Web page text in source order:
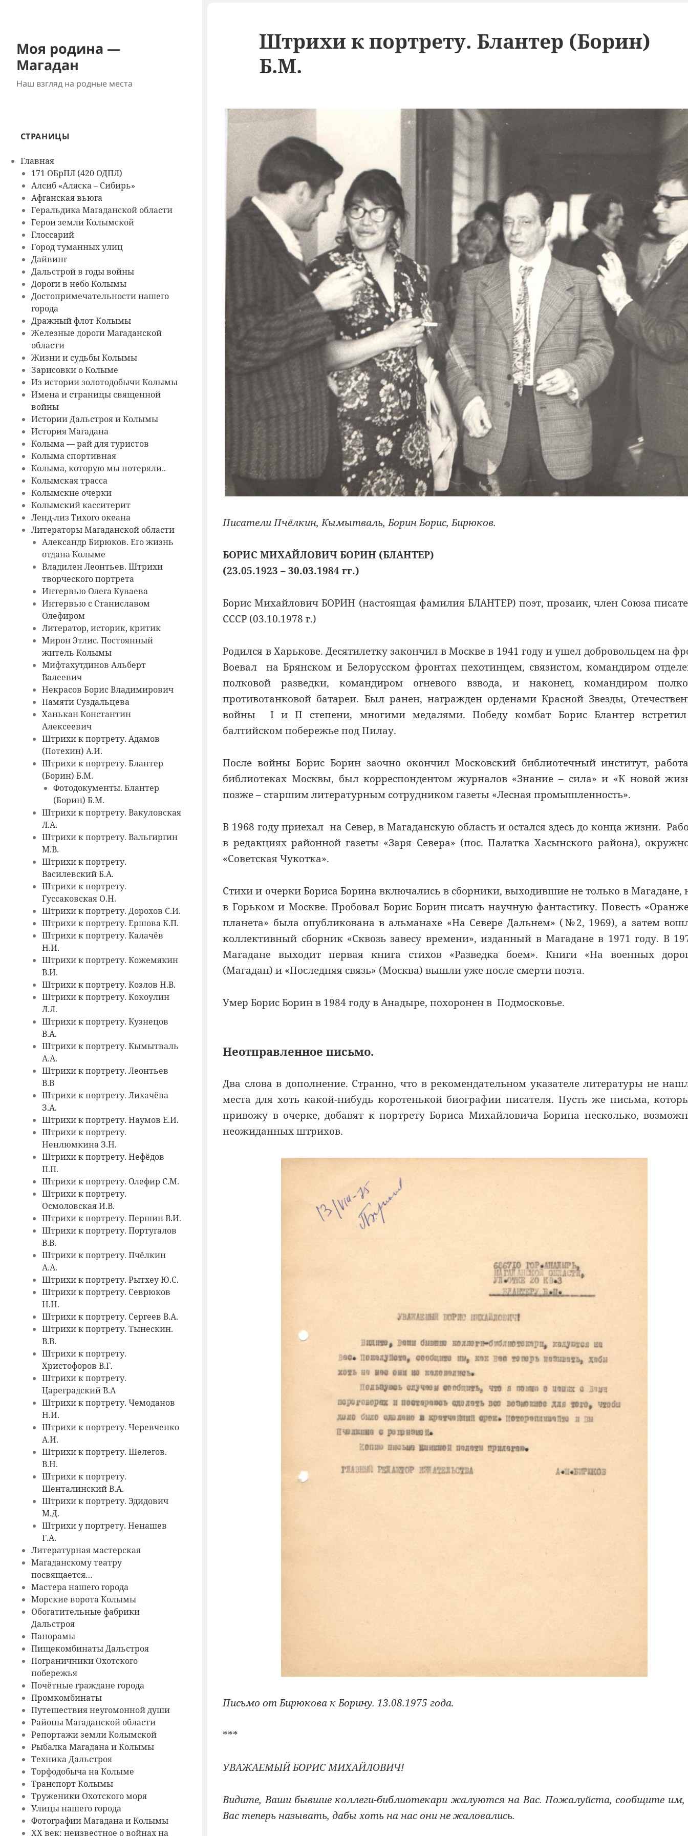
Моя родина —
Магадан
Наш взгляд на родные места
СТРАНИЦЫ
Главная
171 ОБрПЛ (420 ОДПЛ)
Алсиб «Аляска – Сибирь»
Афганская вьюга
Геральдика Магаданской области
Герои земли Колымской
Глоссарий
Город туманных улиц
Дайвинг
Дальстрой в годы войны
Дороги в небо Колымы
Достопримечательности нашего
города
Дражный флот Колымы
Железные дороги Магаданской
области
Жизни и судьбы Колымы
Зарисовки о Колыме
Из истории золотодобычи Колымы
Имена и страницы священной
войны
Истории Дальстроя и Колымы
История Магадана
Колыма — рай для туристов
Колыма спортивная
Колыма, которую мы потеряли..
Колымская трасса
Колымские очерки
Колымский касситерит
Ленд-лиз Тихого океана
Литераторы Магаданской области
Александр Бирюков. Его жизнь
отдана Колыме
Владилен Леонтьев. Штрихи
творческого портрета
Интервью Олега Куваева
Интервью с Станиславом
Олефиром
Литератор, историк, критик
Мирон Этлис. Постоянный
житель Колымы
Мифтахутдинов Альберт
Валеевич
Некрасов Борис Владимирович
Памяти Суздальцева
Ханькан Константин
Алексеевич
Штрихи к портрету. Адамов
(Потехин) А.И.
Штрихи к портрету. Блантер
(Борин) Б.М.
Фотодокументы. Блантер
(Борин) Б.М.
Штрихи к портрету. Вакуловская
Л.А.
Штрихи к портрету. Вальгиргин
М.В.
Штрихи к портрету.
Василевский Б.А.
Штрихи к портрету.
Гуссаковская О.Н.
Штрихи к портрету. Дорохов С.И.
Штрихи к портрету. Ершова К.П.
Штрихи к портрету. Калачёв
Н.И.
Штрихи к портрету. Кожемякин
В.И.
Штрихи к портрету. Козлов Н.В.
Штрихи к портрету. Кокоулин
Л.Л.
Штрихи к портрету. Кузнецов
В.А.
Штрихи к портрету. Кымытваль
А.А.
Штрихи к портрету. Леонтьев
В.В
Штрихи к портрету. Лихачёва
З.А.
Штрихи к портрету. Наумов Е.И.
Штрихи к портрету.
Ненлюмкина З.Н.
Штрихи к портрету. Нефёдов
П.П.
Штрихи к портрету. Олефир С.М.
Штрихи к портрету.
Осмоловская И.В.
Штрихи к портрету. Першин В.И.
Штрихи к портрету. Португалов
В.В.
Штрихи к портрету. Пчёлкин
А.А.
Штрихи к портрету. Рытхеу Ю.С.
Штрихи к портрету. Севрюков
Н.Н.
Штрихи к портрету. Сергеев В.А.
Штрихи к портрету. Тынескин.
В.В.
Штрихи к портрету.
Христофоров В.Г.
Штрихи к портрету.
Цареградский В.А
Штрихи к портрету. Чемоданов
Н.И.
Штрихи к портрету. Черевченко
А.И.
Штрихи к портрету. Шелегов.
В.Н.
Штрихи к портрету.
Шенталинский В.А.
Штрихи к портрету. Эдидович
М.Д.
Штрихи у портрету. Ненашев
Г.А.
Литературная мастерская
Магаданскому театру
посвящается…
Мастера нашего города
Морские ворота Колымы
Обогатительные фабрики
Дальстроя
Панорамы
Пищекомбинаты Дальстроя
Пограничники Охотского
побережья
Почётные граждане города
Промкомбинаты
Путешествия неугомонной души
Районы Магаданской области
Репортажи земли Колымской
Рыбалка Магадана и Колымы
Техника Дальстроя
Торфодобыча на Колыме
Транспорт Колымы
Труженики Охотского моря
Улицы нашего города
Фотографии Магадана и Колымы
ХХ век: неизвестное о войнах на
Штрихи к портрету. Блантер (Борин)
Б.М.
Писатели Пчёлкин, Кымытваль, Борин Борис, Бирюков.
БОРИС МИХАЙЛОВИЧ БОРИН (БЛАНТЕР)
(23.05.1923 – 30.03.1984 гг.)
Борис Михайлович БОРИН (настоящая фамилия БЛАНТЕР) поэт, прозаик, член Союза
СССР (03.10.1978 г.)
Родился в Харькове. Десятилетку закончил в Москве в 1941 году и ушел добровольцем на
Воевал на Брянском и Белорусском фронтах пехотинцем, связистом, командиром
полковой разведки, командиром огневого взвода, и наконец, командиром
противотанковой батареи. Был ранен, награжден орденами Красной Звезды,
войны I и П степени, многими медалями. Победу комбат Борис Блантер
балтийском побережье под Пилау.
После войны Борис Борин заочно окончил Московский библиотечный институт,
библиотеках Москвы, был корреспондентом журналов «Знание – сила» и «К новой
позже – старшим литературным сотрудником газеты «Лесная промышленность».
В 1968 году приехал на Север, в Магаданскую область и остался здесь до конца жизни.
в редакциях районной газеты «Заря Севера» (пос. Палатка Хасынского района),
«Советская Чукотка».
Стихи и очерки Бориса Борина включались в сборники, выходившие не только в Магадане,
в Горьком и Москве. Пробовал Борис Борин писать научную фантастику. Повесть
планета» была опубликована в альманахе «На Севере Дальнем» (№2, 1969), а затем
коллективный сборник «Сквозь завесу времени», изданный в Магадане в 1971 году. В
Магадане выходит первая книга стихов «Разведка боем». Книги «На военных
(Магадан) и «Последняя связь» (Москва) вышли уже после смерти поэта.
Умер Борис Борин в 1984 году в Анадыре, похоронен в Подмосковье.
Неотправленное письмо.
Два слова в дополнение. Странно, что в рекомендательном указателе литературы не
места для хоть какой-нибудь коротенькой биографии писателя. Пусть же письма,
привожу в очерке, добавят к портрету Бориса Михайловича Борина несколько,
неожиданных штрихов.
Письмо от Бирюкова к Борину. 13.08.1975 года.
***
УВАЖАЕМЫЙ БОРИС МИХАЙЛОВИЧ!
Видите, Ваши бывшие коллеги-библиотекари жалуются на Вас. Пожалуйста, сообщите им,
Вас теперь называть, дабы хоть на нас они не жаловались.